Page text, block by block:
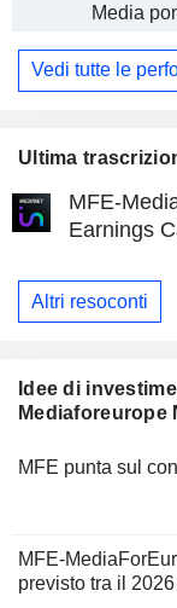
Ultima
MFE-
Earnings
Altri resoconti
Idee di
Mediaforeurope
MFE punta sul
MFE-
previsto tra il
Media
Vedi tutte le